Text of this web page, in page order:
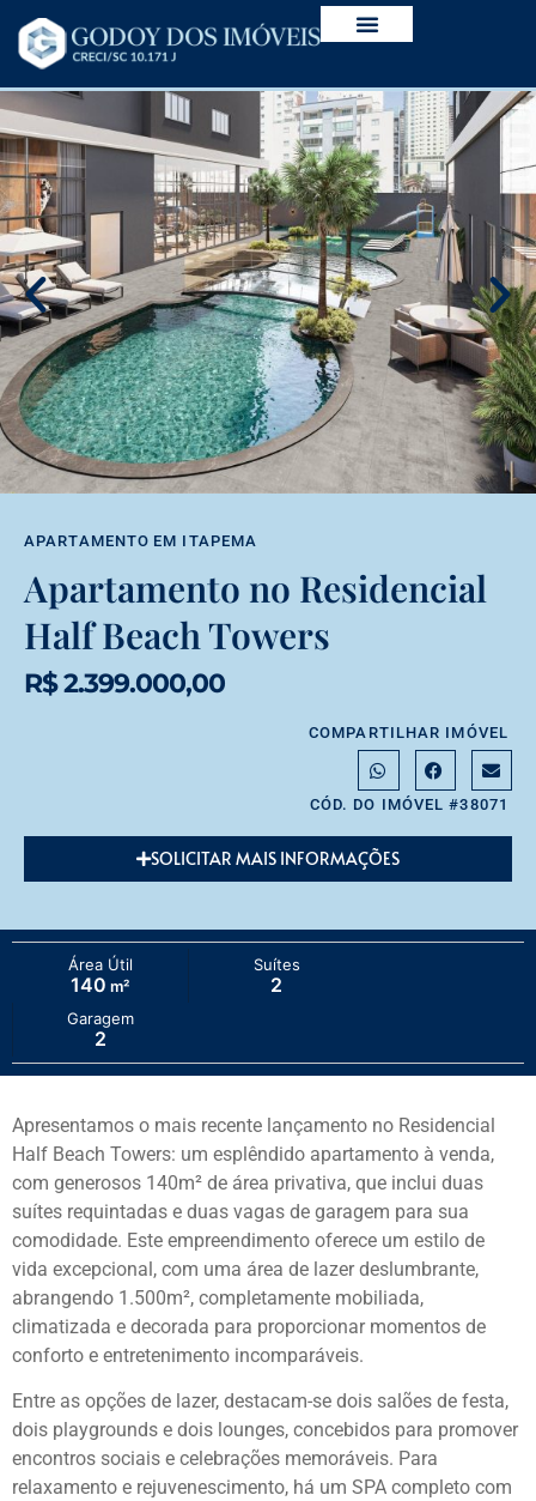
APARTAMENTO EM ITAPEMA
Apartamento no Residencial
Half Beach Towers
R$ 2.399.000,00
COMPARTILHAR IMÓVEL
CÓD. DO IMÓVEL #38071
SOLICITAR MAIS INFORMAÇÕES
Área Útil
140 m²
Suítes
2
Garagem
2
Apresentamos o mais recente lançamento no Residencial
Half Beach Towers: um esplêndido apartamento à venda,
com generosos 140m² de área privativa, que inclui duas
suítes requintadas e duas vagas de garagem para sua
comodidade. Este empreendimento oferece um estilo de
vida excepcional, com uma área de lazer deslumbrante,
abrangendo 1.500m², completamente mobiliada,
climatizada e decorada para proporcionar momentos de
conforto e entretenimento incomparáveis.
Entre as opções de lazer, destacam-se dois salões de festa,
dois playgrounds e dois lounges, concebidos para promover
encontros sociais e celebrações memoráveis. Para
relaxamento e rejuvenescimento, há um SPA completo com